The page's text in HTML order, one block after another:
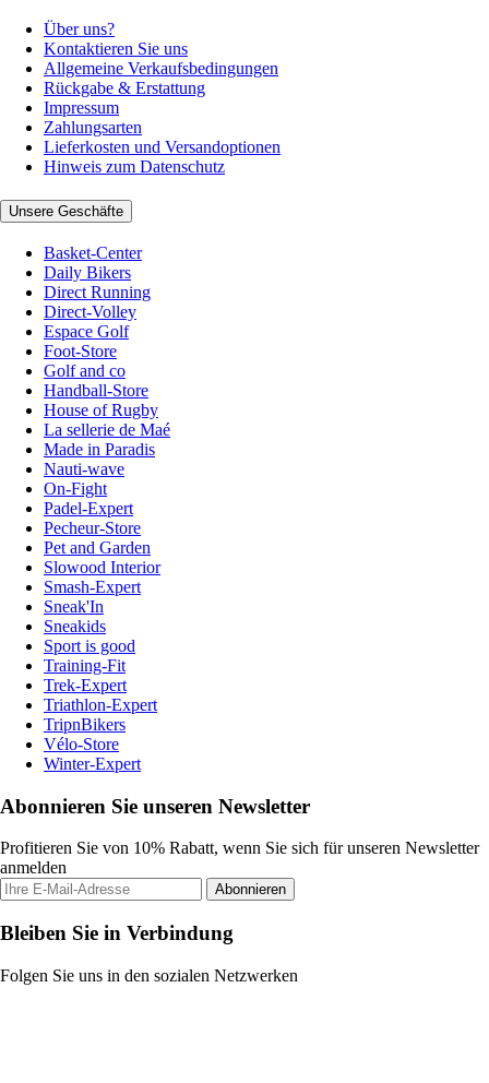
Über uns?
Kontaktieren Sie uns
Allgemeine Verkaufsbedingungen
Rückgabe & Erstattung
Impressum
Zahlungsarten
Lieferkosten und Versandoptionen
Hinweis zum Datenschutz
Unsere Geschäfte
Basket-Center
Daily Bikers
Direct Running
Direct-Volley
Espace Golf
Foot-Store
Golf and co
Handball-Store
House of Rugby
La sellerie de Maé
Made in Paradis
Nauti-wave
On-Fight
Padel-Expert
Pecheur-Store
Pet and Garden
Slowood Interior
Smash-Expert
Sneak'In
Sneakids
Sport is good
Training-Fit
Trek-Expert
Triathlon-Expert
TripnBikers
Vélo-Store
Winter-Expert
Abonnieren Sie unseren Newsletter
Profitieren Sie von 10% Rabatt, wenn Sie sich für unseren Newsletter
anmelden
Abonnieren
Bleiben Sie in Verbindung
Folgen Sie uns in den sozialen Netzwerken